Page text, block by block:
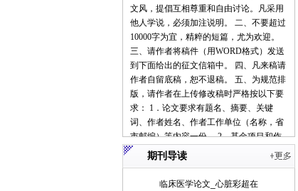
文风，提倡互相尊重和自由讨论。凡采用
他人学说，必须加注说明。 二、不要超过
10000字为宜，精粹的短篇，尤为欢迎。
三、请作者将稿件（用WORD格式）发送
到下面给出的征文信箱中。 四、凡来稿请
作者自留底稿，恕不退稿。 五、为规范排
版，请作者在上传修改稿时严格按以下要
求： 1．论文要求有题名、摘要、关键
词、作者姓名、作者工作单位（名称，省
市邮编）等内容一份。 2．基金项目和作
者简介按下列格式： 基金项目：项目名称
性别，民族（汉族可省略），籍贯，职
期刊导读
临床医学论文_心脏彩超在